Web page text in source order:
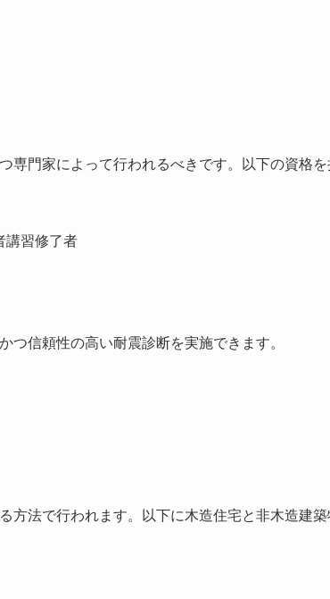
専門家によって行われるべきです。以下の資格
講習修了者
つ信頼性の高い耐震診断を実施できます。
方法で行われます。以下に木造住宅と非木造建